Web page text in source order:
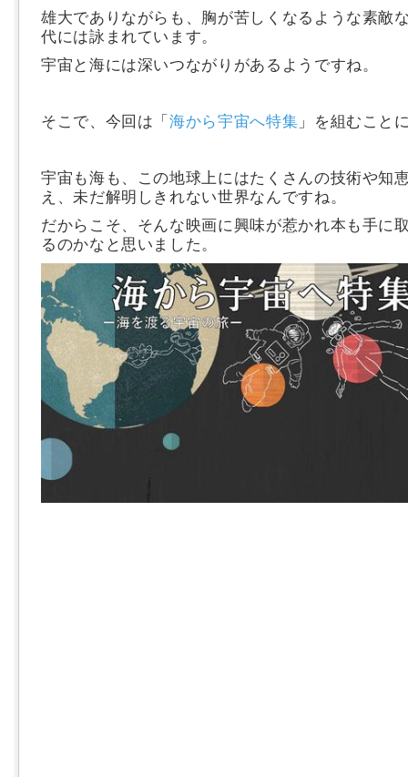
雄大でありながらも、胸が苦しくなるような素敵
代には詠まれています。
宇宙と海には深いつながりがあるようですね。
そこで、今回は「海から宇宙へ特集 」を組むこと
宇宙も海も、この地球上にはたくさんの技術や知
え、未だ解明しきれない世界なんですね。
だからこそ、そんな映画に興味が惹かれ本も手に
るのかなと思いました。